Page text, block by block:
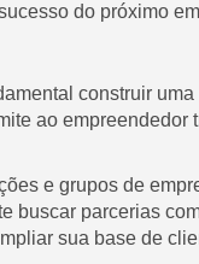
do próximo
construir
ao empreendedor
e grupos de
buscar parcerias
sua base de